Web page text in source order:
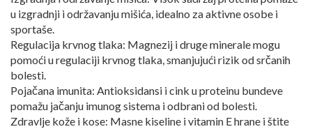
u izgradnji i održavanju mišića, idealno za aktivne osobe i
sportaše.
Regulacija krvnog tlaka: Magnezij i druge minerale mogu
pomoći u regulaciji krvnog tlaka, smanjujući rizik od srčanih
bolesti.
Pojačana imunita: Antioksidansi i cink u proteinu bundeve
pomažu jačanju imunog sistema i odbrani od bolesti.
Zdravlje kože i kose: Masne kiseline i vitamin E hrane i štite